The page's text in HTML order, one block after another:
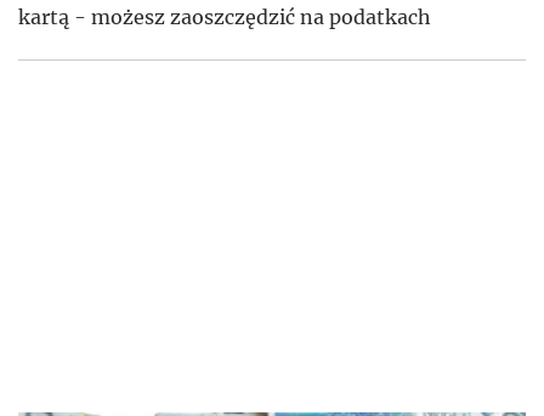
kartą - możesz zaoszczędzić na podatkach